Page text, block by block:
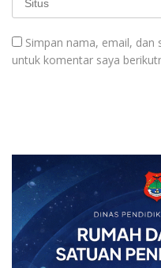
Simpan nama, email, dan
untuk komentar saya